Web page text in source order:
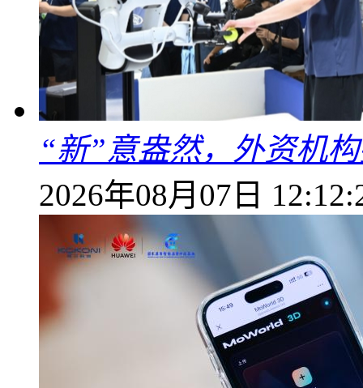
“新”意盎然，外资机
2026年08月07日